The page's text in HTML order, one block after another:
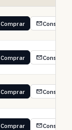
Comprar Consultar
Comprar Consultar
Comprar Consultar
Comprar Consultar